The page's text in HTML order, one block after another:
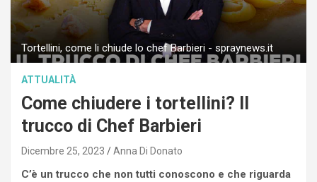
Tortellini, come li chiude lo chef Barbieri - spraynews.it
ATTUALITÀ
Come chiudere i tortellini? Il
trucco di Chef Barbieri
Dicembre 25, 2023 Anna Di Donato
C’è un trucco che non tutti conoscono e che riguarda